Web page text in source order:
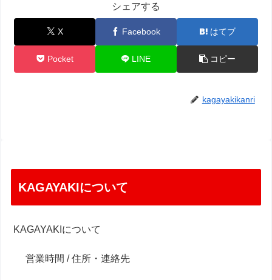
シェアする
X Facebook はてブ
Pocket LINE コピー
kagayakikanri
KAGAYAKIについて
KAGAYAKIについて
営業時間 / 住所・連絡先